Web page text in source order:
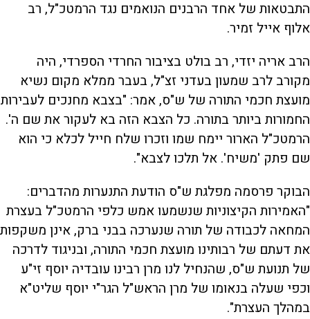
התבטאות של אחד הרבנים הנואמים נגד הרמטכ"ל, רב
אלוף אייל זמיר.
הרב אריה יזדי, רב בולט בציבור החרדי הספרדי, היה
מקורב לרב שמעון בעדני זצ"ל, בעבר ממלא מקום נשיא
מועצת חכמי התורה של ש"ס, אמר: "בצבא מחנכים לעבירות
החמורות ביותר בתורה. כל הצבא הזה בא לעקור את שם ה'.
הרמטכ"ל הארור יימח שמו וזכרו שלח חייל לכלא כי הוא
שם פתק 'משיח'. אל תלכו לצבא".
הבוקר פרסמה מפלגת ש"ס הודעת התנערות מהדברים:
"האמירות הקיצוניות שנשמעו אמש כלפי הרמטכ"ל בעצרת
המחאה לכבודה של תורה שנערכה בבני ברק, אינן משקפות
את דעתם של רבותינו מועצת חכמי התורה, ובניגוד לדרכה
של תנועת ש"ס, שהנחיל לנו מרן רבינו עובדיה יוסף זי"ע
וכפי שעלה בנאומו של מרן הראש"ל הגר"י יוסף שליט"א
במהלך העצרת".